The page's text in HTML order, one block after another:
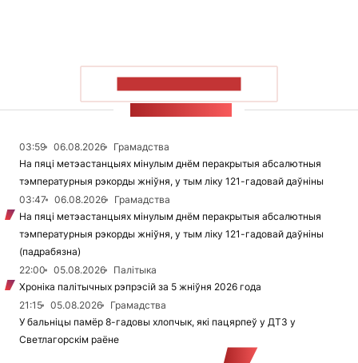
03:59 06.08.2026
Грамадства
На пяці метэастанцыях мінулым днём перакрытыя абсалютныя
тэмпературныя рэкорды жніўня, у тым ліку 121-гадовай даўніны
03:47
06.08.2026
Грамадства
На пяці метэастанцыях мінулым днём перакрытыя абсалютныя
тэмпературныя рэкорды жніўня, у тым ліку 121-гадовай даўніны
(падрабязна)
22:00
05.08.2026
Палітыка
Хроніка палітычных рэпрэсій за 5 жніўня 2026 года
21:15
05.08.2026
Грамадства
У бальніцы памёр 8-гадовы хлопчык, які пацярпеў у ДТЗ у
Светлагорскім раёне